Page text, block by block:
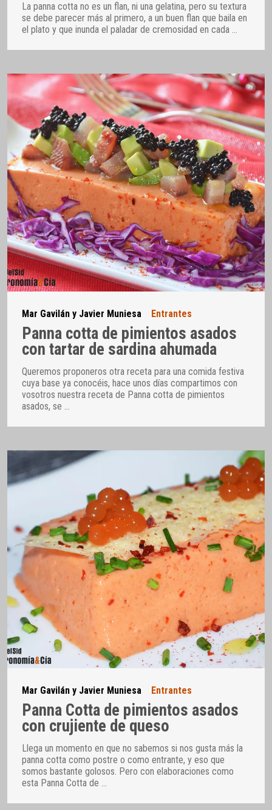
La panna cotta no es un flan, ni una gelatina, pero su textura
se debe parecer más al primero, a un buen flan que baila en
el plato y que inunda el paladar de cremosidad en cada …
Mar Gavilán y Javier Muniesa Entrantes
Panna cotta de pimientos asados
con tartar de sardina ahumada
Queremos proponeros otra receta para una comida festiva
cuya base ya conocéis, hace unos días compartimos con
vosotros nuestra receta de Panna cotta de pimientos
asados, se …
Mar Gavilán y Javier Muniesa Entrantes
Panna Cotta de pimientos asados
con crujiente de queso
Llega un momento en que no sabemos si nos gusta más la
panna cotta como postre o como entrante, y eso que
somos bastante golosos. Pero con elaboraciones como
esta Panna Cotta de …